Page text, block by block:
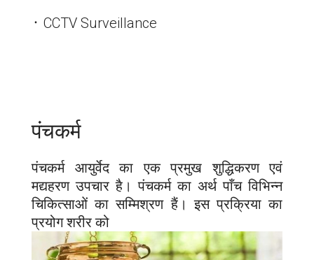
᛫ CCTV Surveillance
पंचकर्म
पंचकर्म आयुर्वेद का एक प्रमुख शुद्धिकरण एवं
मद्यहरण उपचार है। पंचकर्म का अर्थ पाँच विभिन्न
चिकित्साओं का सम्मिश्रण हैं। इस प्रक्रिया का
प्रयोग शरीर को